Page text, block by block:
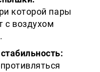
которой пары
с воздухом